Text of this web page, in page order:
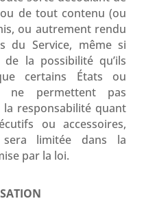
de tout contenu (ou
ou autrement rendu
du Service, même si
la possibilité qu’ils
certains États ou
ne permettent pas
la responsabilité quant
ou accessoires,
sera limitée dans la
par la loi.